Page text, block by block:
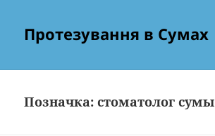
Протезування в Сумах
Позначка:стоматолог сумы